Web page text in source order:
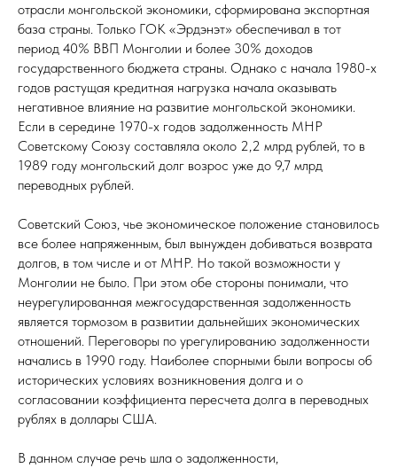
отрасли монгольской экономики, сформирована экспортная
база страны. Только ГОК «Эрдэнэт» обеспечивал в тот
период 40% ВВП Монголии и более 30% доходов
государственного бюджета страны. Однако с начала 1980-х
годов растущая кредитная нагрузка начала оказывать
негативное влияние на развитие монгольской экономики.
Если в середине 1970-х годов задолженность МНР
Советскому Союзу составляла около 2,2 млрд рублей, то в
1989 году монгольский долг возрос уже до 9,7 млрд
переводных рублей.
Советский Союз, чье экономическое положение становилось
все более напряженным, был вынужден добиваться возврата
долгов, в том числе и от МНР. Но такой возможности у
Монголии не было. При этом обе стороны понимали, что
неурегулированная межгосударственная задолженность
является тормозом в развитии дальнейших экономических
отношений. Переговоры по урегулированию задолженности
начались в 1990 году. Наиболее спорными были вопросы об
исторических условиях возникновения долга и о
согласовании коэффициента пересчета долга в переводных
рублях в доллары США.
В данном случае речь шла о задолженности,